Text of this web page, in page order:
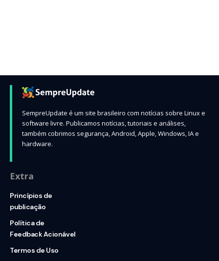
SempreUpdate é um site brasileiro com notícias sobre Linux e
software livre. Publicamos notícias, tutoriais e análises,
também cobrimos segurança, Android, Apple, Windows, IA e
hardware.
Extra
Princípios de
publicação
Política de
Feedback Acionável
Termos de Uso